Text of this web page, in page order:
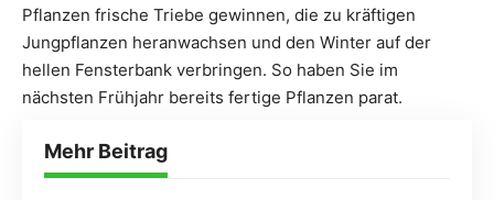
Pflanzen frische Triebe gewinnen, die zu kräftigen
Jungpflanzen heranwachsen und den Winter auf der
hellen Fensterbank verbringen. So haben Sie im
nächsten Frühjahr bereits fertige Pflanzen parat.
Mehr Beitrag